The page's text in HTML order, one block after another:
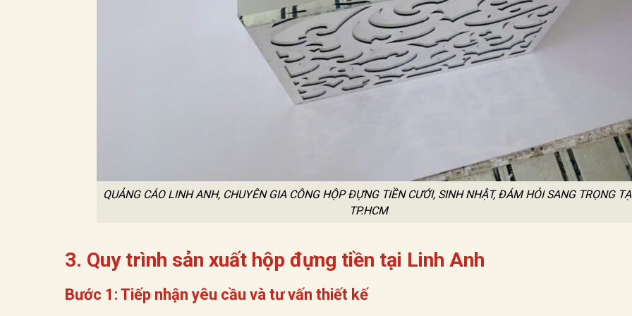
QUẢNG CÁO LINH ANH, CHUYÊN GIA CÔNG HỘP ĐỰNG TIỀN CƯỚI, SINH NHẬT, ĐÁM HỎI SANG TRỌNG
TP.HCM
3. Quy trình sản xuất hộp đựng tiền tại Linh Anh
Bước 1: Tiếp nhận yêu cầu và tư vấn thiết kế